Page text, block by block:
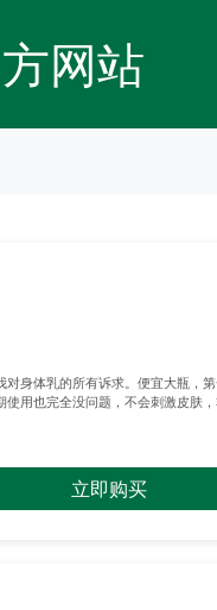
网站
身体乳的所有诉求。便宜大瓶，
用也完全没问题，不会刺激皮肤
立即购买